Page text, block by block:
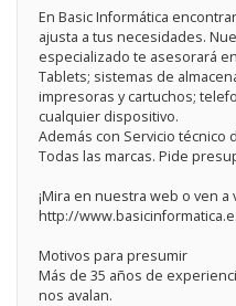
En Basic Informática
ajusta a tus necesidades.
especializado te asesorará
Tablets; sistemas de
impresoras y cartuchos;
cualquier dispositivo.
Además con Servicio
Todas las marcas. Pide
¡Mira en nuestra web o ven a
http://
Motivos para presumir
Más de 35 años de
nos avalan.